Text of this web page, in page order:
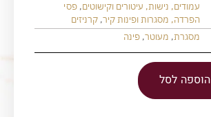
עמודים, נישות, עיטורים וקישוטים, פסי
הפרדה, מסגרות ופינות קיר, קרניזים
מסגרת, מעוטר, פינה
הוספה לסל